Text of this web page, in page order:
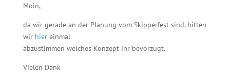
Moin,
da wir gerade an der Planung vom Skipperfest sind, bitten
wir hiereinmal
abzustimmen welches Konzept ihr bevorzugt.
Vielen Dank